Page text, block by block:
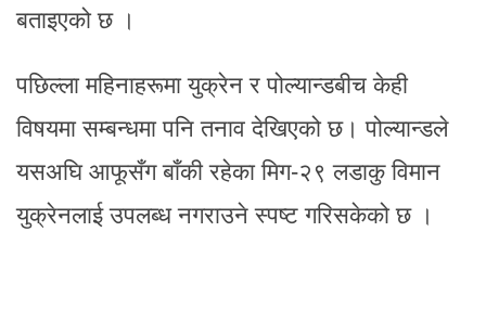
बताइएको छ ।
पछिल्ला महिनाहरूमा युक्रेन र पोल्यान्डबीच केही
विषयमा सम्बन्धमा पनि तनाव देखिएको छ। पोल्यान्डले
यसअघि आफूसँग बाँकी रहेका मिग-२९ लडाकु विमान
युक्रेनलाई उपलब्ध नगराउने स्पष्ट गरिसकेको छ ।